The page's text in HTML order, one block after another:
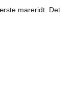
mareridt. Det